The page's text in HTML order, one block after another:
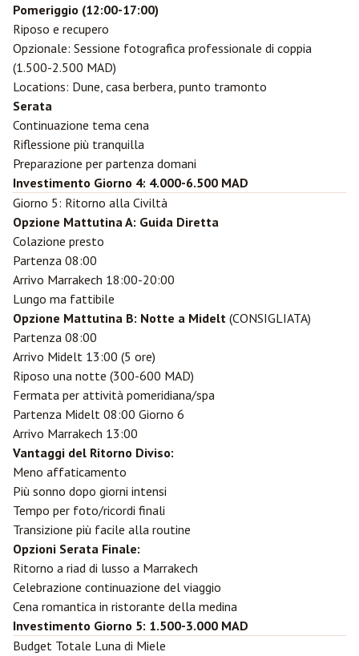
Pomeriggio (12:00-17:00)
Riposo e recupero
Opzionale: Sessione fotografica professionale di coppia
(1.500-2.500 MAD)
Locations: Dune, casa berbera, punto tramonto
Serata
Continuazione tema cena
Riflessione più tranquilla
Preparazione per partenza domani
Investimento Giorno 4: 4.000-6.500 MAD
Giorno 5: Ritorno alla Civiltà
Opzione Mattutina A: Guida Diretta
Colazione presto
Partenza 08:00
Arrivo Marrakech 18:00-20:00
Lungo ma fattibile
Opzione Mattutina B: Notte a Midelt (CONSIGLIATA)
Partenza 08:00
Arrivo Midelt 13:00 (5 ore)
Riposo una notte (300-600 MAD)
Fermata per attività pomeridiana/spa
Partenza Midelt 08:00 Giorno 6
Arrivo Marrakech 13:00
Vantaggi del Ritorno Diviso:
Meno affaticamento
Più sonno dopo giorni intensi
Tempo per foto/ricordi finali
Transizione più facile alla routine
Opzioni Serata Finale:
Ritorno a riad di lusso a Marrakech
Celebrazione continuazione del viaggio
Cena romantica in ristorante della medina
Investimento Giorno 5: 1.500-3.000 MAD
Budget Totale Luna di Miele